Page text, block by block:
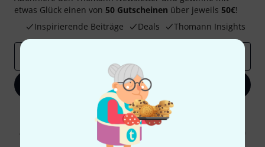
etwas Glück einen von 50 Gutscheinen über jeweils 50€!
Inspirierende Beiträge
Deals Thomann Insights
Jetzt anmelden
Mit Klick auf „Jetzt anmelden“ stimmen Sie dem Erhalt von E-Mail-
Werbung und einer Messung des E-Mail-Nutzungsverhaltens zu. Die
Abmeldung ist jederzeit möglich. Weitere Informationen finden Sie in
unseren
Datenschutzhinweisen